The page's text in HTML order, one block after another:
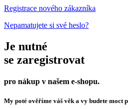
Registrace nového zákazníka
Nepamatujete si své heslo?
Je nutné
se zaregistrovat
pro nákup v našem e-shopu.
My poté ověříme váš věk a vy budete moct